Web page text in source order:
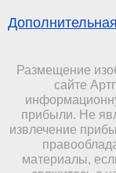
Размещение
сайте
прибыли. Не
извлечение
материалы,